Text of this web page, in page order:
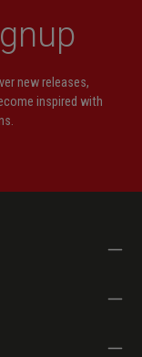
new releases,
inspired with